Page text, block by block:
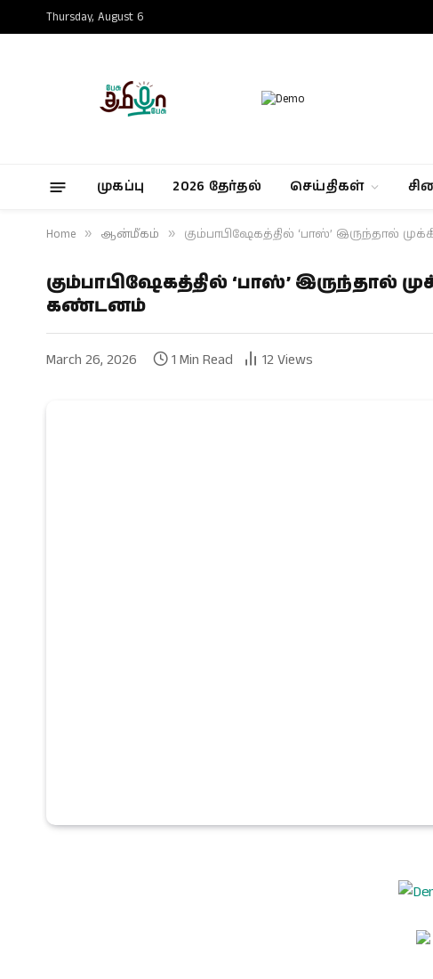
Thursday, August 6
முகப்பு 2026 தேர்தல் செய்திகள்
Home » ஆன்மீகம் » கும்பாபிஷேகத்தில் ‘பாஸ்’ இருந்தால்
கும்பாபிஷேகத்தில் ‘பாஸ்’ இருந்தால்
கண்டனம்
March 26, 2026 1 Min Read 12Views